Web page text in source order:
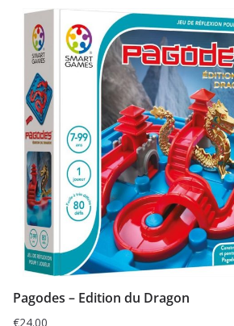
Pagodes – Edition du Dragon
€24.00